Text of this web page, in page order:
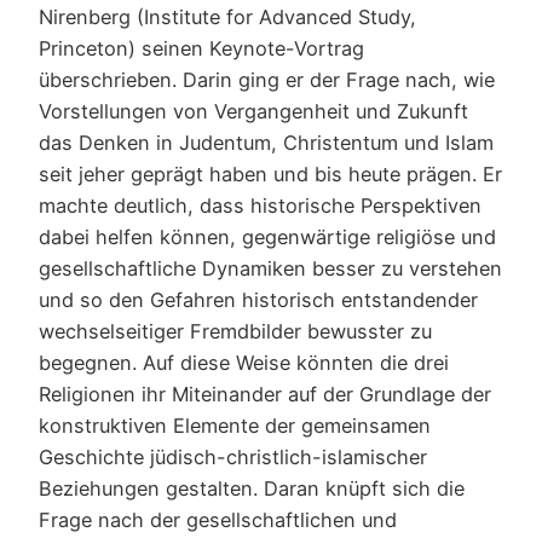
Nirenberg (Institute for Advanced Study,
Princeton) seinen Keynote-Vortrag
überschrieben. Darin ging er der Frage nach, wie
Vorstellungen von Vergangenheit und Zukunft
das Denken in Judentum, Christentum und Islam
seit jeher geprägt haben und bis heute prägen. Er
machte deutlich, dass historische Perspektiven
dabei helfen können, gegenwärtige religiöse und
gesellschaftliche Dynamiken besser zu verstehen
und so den Gefahren historisch entstandender
wechselseitiger Fremdbilder bewusster zu
begegnen. Auf diese Weise könnten die drei
Religionen ihr Miteinander auf der Grundlage der
konstruktiven Elemente der gemeinsamen
Geschichte jüdisch-christlich-islamischer
Beziehungen gestalten. Daran knüpft sich die
Frage nach der gesellschaftlichen und